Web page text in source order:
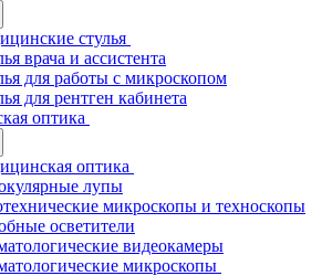
стулья
врача и ассистента
для работы с микроскопом
для рентген кабинета
оптика
оптика
лупы
микроскопы и техноскопы
осветители
видеокамеры
микроскопы